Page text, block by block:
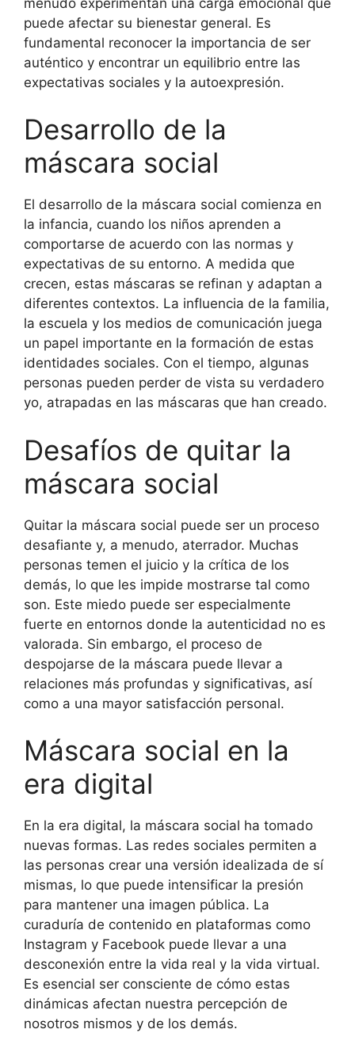
puede afectar su bienestar general. Es
fundamental reconocer la importancia de ser
auténtico y encontrar un equilibrio entre las
expectativas sociales y la autoexpresión.
Desarrollo de la
máscara social
El desarrollo de la máscara social comienza en
la infancia, cuando los niños aprenden a
comportarse de acuerdo con las normas y
expectativas de su entorno. A medida que
crecen, estas máscaras se refinan y adaptan a
diferentes contextos. La influencia de la familia,
la escuela y los medios de comunicación juega
un papel importante en la formación de estas
identidades sociales. Con el tiempo, algunas
personas pueden perder de vista su verdadero
yo, atrapadas en las máscaras que han creado.
Desafíos de quitar la
máscara social
Quitar la máscara social puede ser un proceso
desafiante y, a menudo, aterrador. Muchas
personas temen el juicio y la crítica de los
demás, lo que les impide mostrarse tal como
son. Este miedo puede ser especialmente
fuerte en entornos donde la autenticidad no es
valorada. Sin embargo, el proceso de
despojarse de la máscara puede llevar a
relaciones más profundas y significativas, así
como a una mayor satisfacción personal.
Máscara social en la
era digital
En la era digital, la máscara social ha tomado
nuevas formas. Las redes sociales permiten a
las personas crear una versión idealizada de sí
mismas, lo que puede intensificar la presión
para mantener una imagen pública. La
curaduría de contenido en plataformas como
Instagram y Facebook puede llevar a una
desconexión entre la vida real y la vida virtual.
Es esencial ser consciente de cómo estas
dinámicas afectan nuestra percepción de
nosotros mismos y de los demás.